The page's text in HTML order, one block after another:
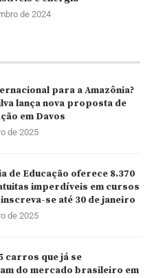
de 2024
para a Amazônia?
lança nova proposta de
em Davos
de 2025
de Educação oferece 8.370
imperdíveis em cursos
se até 30 de janeiro
de 2025
carros que já se
do mercado brasileiro em